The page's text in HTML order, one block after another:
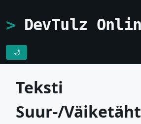
DevTulz
🌙
Teksti
Suur-/